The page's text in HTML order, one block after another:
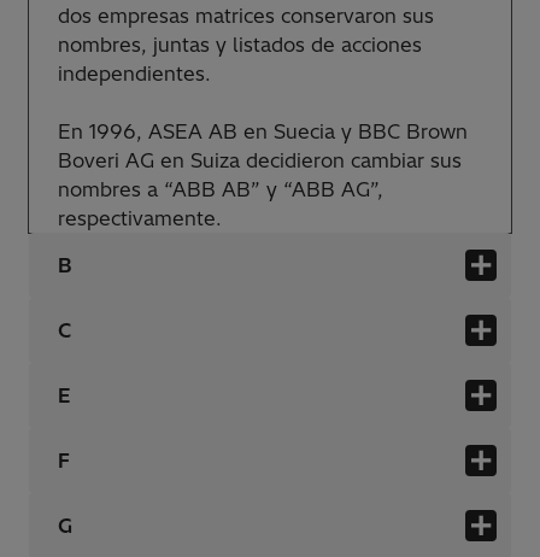
dos empresas matrices conservaron sus
nombres, juntas y listados de acciones
independientes.
En 1996, ASEA AB en Suecia y BBC Brown
Boveri AG en Suiza decidieron cambiar sus
nombres a “ABB AB” y “ABB AG”,
respectivamente.
B
C
E
F
G